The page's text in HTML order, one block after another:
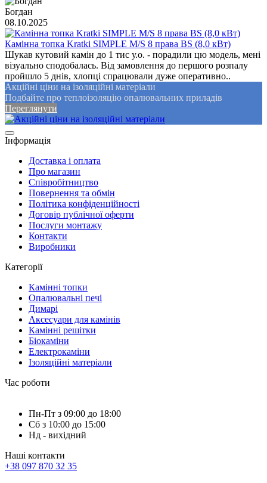
Богдан
08.10.2025
Камінна топка Kratki SIMPLE M/S 8 права BS (8,0 кВт)
Шукав кутовий камін до 1 тис у.о. - порадили цю модель, мені
візуально сподобалась. Від замовлення до першого розпалу
пройшло 5 днів, хлопці спрацювали дуже оперативно..
Акційні ціни на ізоляційні матеріали
Подбайте про теплоізоляцію опалювальних приладів
Переглянути
Інформація
Доставка і оплата
Про магазин
Співробітництво
Повернення та обмін
Політика конфіденційності
Договір публічної оферти
Послуги монтажу
Контакти
Виробники
Категорії
Камінні топки
Опалювальні печі
Димарі
Аксесуари для камінів
Камінні решітки
Біокаміни
Електрокаміни
Ізоляційні матеріали
Час роботи
Пн-Пт з 09:00 до 18:00
Сб з 10:00 до 15:00
Нд - вихідний
Наші контакти
+38 097 870 32 35